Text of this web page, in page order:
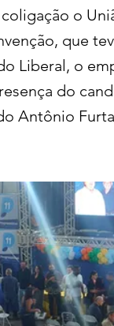
o
que
Liberal, o
do
Antônio